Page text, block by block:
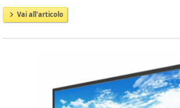
Vai all'articolo